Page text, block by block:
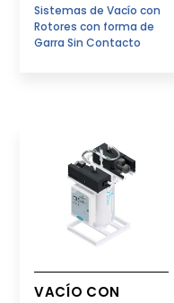
Sistemas de Vacío con
Rotores con forma de
Garra Sin Contacto
VACÍO CON